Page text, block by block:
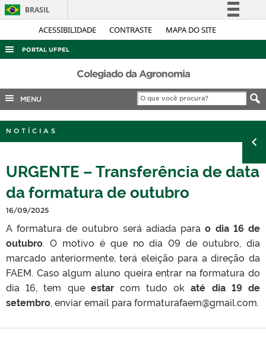
ACESSIBILIDADE CONTRASTE MAPA DO SITE
BRASIL
Simplifique!
Legislação
PORTAL UFPEL
ACESSO À INFORMAÇÃO
AUDITORIA
COBALTO
CONCURSOS
INTERNACIONAL
OUVIDORIA
PORTARIAS
TELEFONES
Colegiado da Agronomia
MENU
NOTÍCIAS
URGENTE – Transferência de data
da formatura de outubro
16/09/2025
A formatura de outubro será adiada parao dia 16 de
outubro. O motivo é que no dia 09 de outubro, dia
marcado anteriormente, terá eleição para a direção da
FAEM. Caso algum aluno queira entrar na formatura do
dia 16, tem que estarcom tudo okaté dia 19 de
setembro, enviar email para formaturafaem@gmail.com.